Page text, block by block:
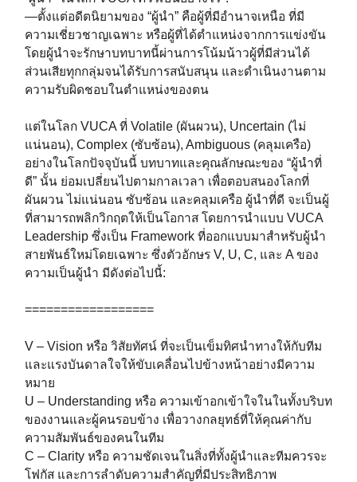
—ตั้งแต่อดีตนิยามของ “ผู้นำ” คือผู้ที่มีอำนาจเหนือ ที่มี
ความเชี่ยวชาญเฉพาะ หรือผู้ที่ได้ตำแหน่งจากการแข่งขัน
โดยผู้นำจะรักษาบทบาทนี้ผ่านการโน้มน้าวผู้ที่มีส่วนได้
ส่วนเสียทุกกลุ่มจนได้รับการสนับสนุน และดำเนินงานตาม
ความรับผิดชอบในตำแหน่งของตน⁣⁣⁣
แต่ในโลก VUCA ที่ Volatile (ผันผวน), Uncertain (ไม่
แน่นอน), Complex (ซับซ้อน), Ambiguous (คลุมเครือ)
อย่างในโลกปัจจุบันนี้ บทบาทและคุณลักษณะของ “ผู้นำที่
ดี” นั้น ย่อมเปลี่ยนไปตามกาลเวลา เพื่อตอบสนองโลกที่
ผันผวน ไม่แน่นอน ซับซ้อน และคลุมเครือ ผู้นำที่ดี จะเป็นผู้
ที่สามารถพลิกวิกฤตให้เป็นโอกาส โดยการนำแบบ VUCA
Leadership ซึ่งเป็น Framework ที่ออกแบบมาสำหรับผู้นำ
สายพันธ์ใหม่โดยเฉพาะ ซึ่งตัวอักษร V, U, C, และ A ของ
ความเป็นผู้นำ มีดังต่อไปนี้:⁣⁣⁣
==================⁣⁣⁣
V – Vision หรือ วิสัยทัศน์ ที่จะเป็นเข็มทิศนำทางให้กับทีม
และแรงบันดาลใจให้ขับเคลื่อนไปข้างหน้าอย่างมีความ
หมาย⁣⁣⁣
U – Understanding หรือ ความเข้าอกเข้าใจในในทั้งบริบท
ของงานและผู้คนรอบข้าง เพื่อวางกลยุทธ์ที่ให้คุณค่ากับ
ความสัมพันธ์ของคนในทีม⁣⁣⁣
C – Clarity หรือ ความชัดเจนในสิ่งที่ทั้งผู้นำและทีมควรจะ
โฟกัส และการลำดับความสำคัญที่มีประสิทธิภาพ⁣⁣⁣